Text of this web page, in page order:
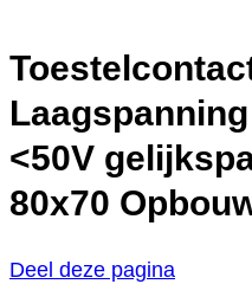
<50V
80x70
Deel deze pagina